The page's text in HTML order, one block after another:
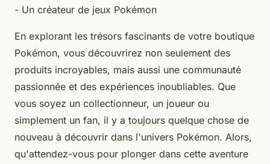
- Un créateur de jeux Pokémon
En explorant les trésors fascinants de votre boutique
Pokémon, vous découvrirez non seulement des
produits incroyables, mais aussi une communauté
passionnée et des expériences inoubliables. Que
vous soyez un collectionneur, un joueur ou
simplement un fan, il y a toujours quelque chose de
nouveau à découvrir dans l'univers Pokémon. Alors,
qu'attendez-vous pour plonger dans cette aventure